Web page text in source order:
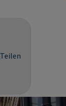
Teilen